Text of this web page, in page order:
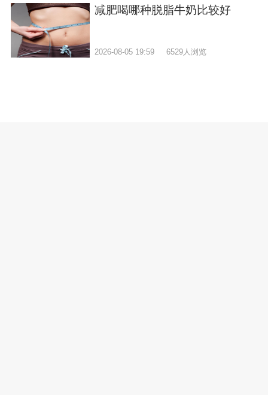
减肥喝哪种脱脂牛奶比较好
2026-08-05 19:59 6529人浏览